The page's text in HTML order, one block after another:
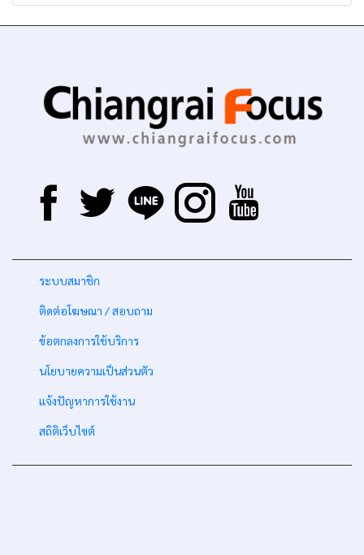
ระบบสมาชิก
ติดต่อโฆษณา / สอบถาม
ข้อตกลงการใช้บริการ
นโยบายความเป็นส่วนตัว
แจ้งปัญหาการใช้งาน
สถิติเว็บไซต์